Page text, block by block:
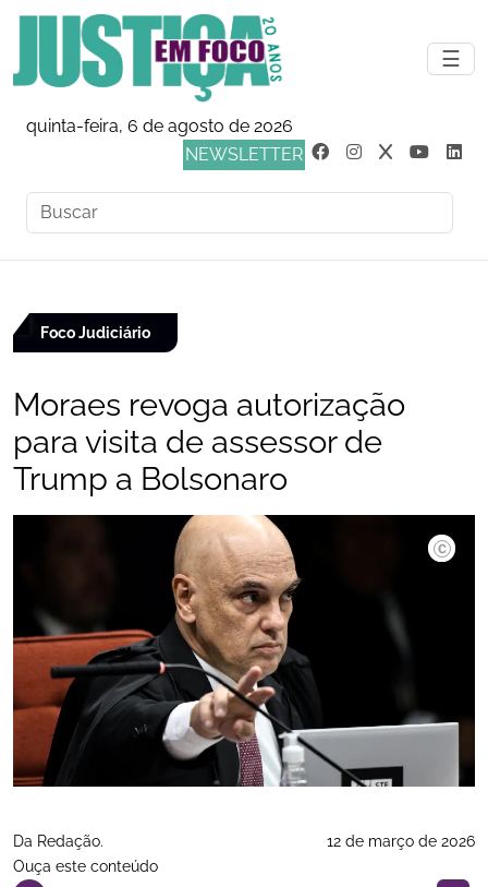
☰
quinta-feira, 6 de agosto de 2026
NEWSLETTER
Foco Judiciário
Moraes revoga autorização
para visita de assessor de
Trump a Bolsonaro
Marcelo
Da Redação.
12 de março de 2026
Ouça este conteúdo